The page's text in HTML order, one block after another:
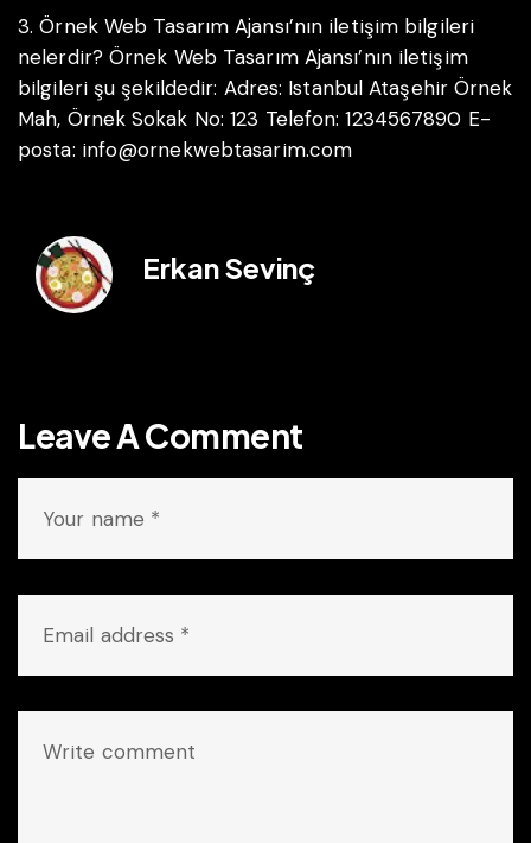
3. Örnek Web Tasarım Ajansı’nın iletişim bilgileri
nelerdir?Örnek Web Tasarım Ajansı’nın iletişim
bilgileri şu şekildedir: Adres: Istanbul Ataşehir Örnek
Mah, Örnek Sokak No: 123 Telefon: 1234567890 E-
posta: info@ornekwebtasarim.com
Erkan Sevinç
Leave A Comment